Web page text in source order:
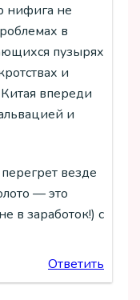
нифига не
в
пузырях
и
впереди
и
везде
— это
в заработок!) с
Ответить